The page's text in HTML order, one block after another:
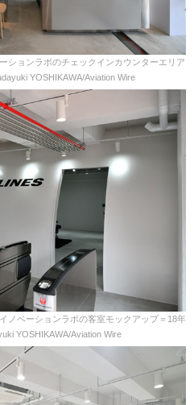
ションラボのチェックインカウンターエリア
YOSHIKAWA/Aviation Wire
ノベーションラボの客室モックアップ＝18年
YOSHIKAWA/Aviation Wire